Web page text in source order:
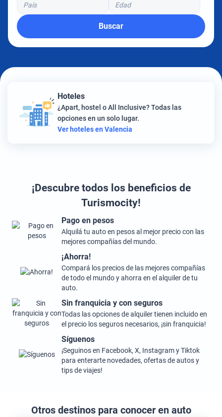
País Edad
Buscar
Hoteles
¿Apart, hostel o All Inclusive? Todas las
opciones en un solo lugar.
Ver hoteles en Valencia
¡Descubre todos los beneficios de
Turismocity!
Pago en pesos
Alquilá tu auto en pesos al mejor precio con las
mejores compañías del mundo.
¡Ahorra!
Compará los precios de las mejores compañías
de todo el mundo y ahorra en el alquiler de tu
auto.
Sin franquicia y con seguros
Todas las opciones de alquiler tienen incluido en
el precio los seguros necesarios, ¡sin franquicia!
Síguenos
¡Seguinos en Facebook, X, Instagram y Tiktok
para enterarte novedades, ofertas de autos y
tips de viajes!
Otros destinos para conocer en auto